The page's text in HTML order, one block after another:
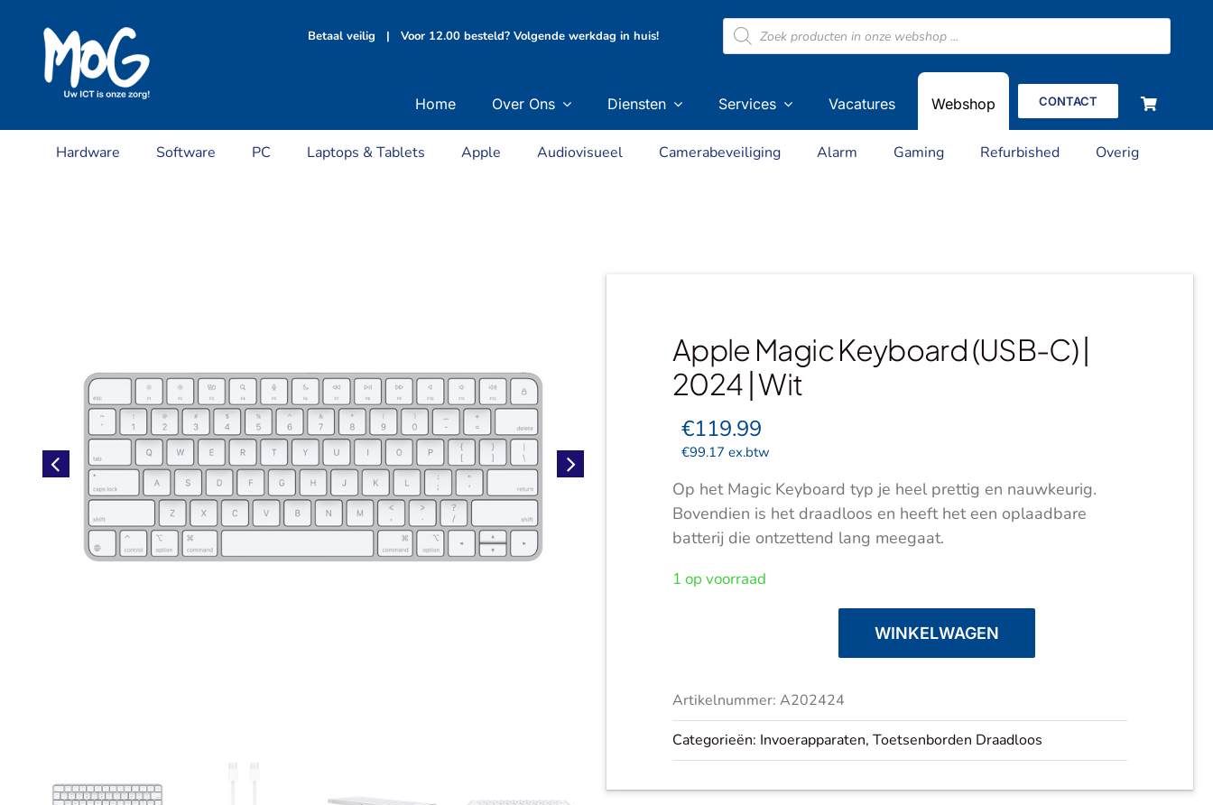
Betaal veilig | Voor 12.00 besteld? Volgende werkdag in huis!
Producten
zoeken
Home Over Ons Diensten Services Vacatures Webshop CONTACT
Hardware Software PC Laptops & Tablets Apple Audiovisueel Camerabeveiliging Alarm Gaming Refurbished Overig
Apple Magic Keyboard (USB-C) |
2024 | Wit
€119.99
€99.17 ex.btw
Op het Magic Keyboard typ je heel prettig en nauwkeurig.
Bovendien is het draadloos en heeft het een oplaadbare
batterij die ontzettend lang meegaat.
1 op voorraad
(USB-
|
|
WINKELWAGEN
Artikelnummer: A202424
Categorieën: Invoerapparaten, Toetsenborden Draadloos